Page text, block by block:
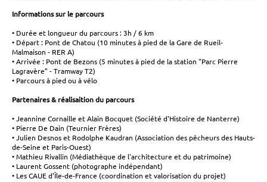
Informations sur le parcours
Durée et longueur du parcours : 3h / 6 km
Départ : Pont de Chatou (10 minutes à pied de la Gare de Rueil-
Malmaison - RER A)
Arrivée : Pont de Bezons (5 minutes à pied de la station "Parc Pierre
Lagravère" - Tramway T2)
Parcours à pied ou à vélo
Partenaires & réalisaition du parcours
Jeannine Cornaille et Alain Bocquet (Société d'Histoire de Nanterre)
Pierre De Dain (Teurnier Frères)
Julien Desnos et Rodolphe Kaudran (Association des pêcheurs des Hauts-
de-Seine et Paris-Ouest)
Mathieu Rivallin (Médiathèque de l'architecture et du patrimoine)
Laurent Gossent (photographe indépendant)
Les CAUE d'Île-de-France (coordination et valorisation du projet)